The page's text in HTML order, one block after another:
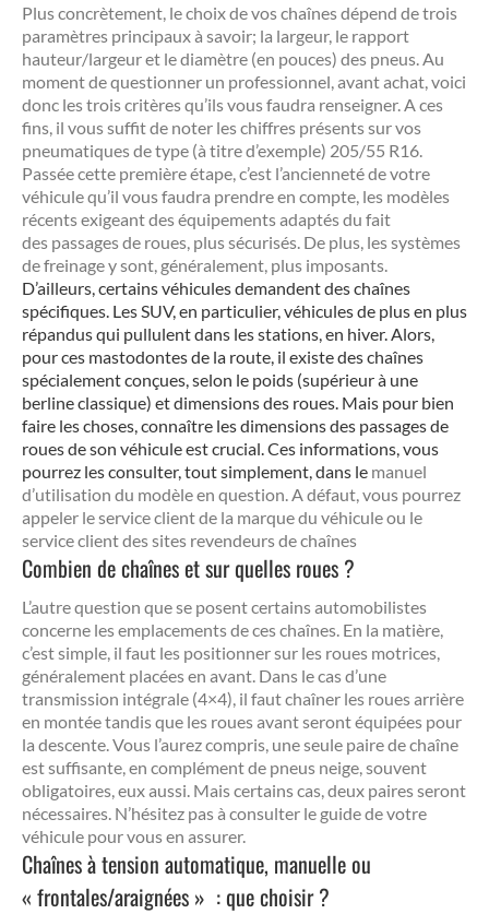
Plus concrètement, le choix de vos chaînes dépend de trois
paramètres principaux à savoir; la largeur, le rapport
hauteur/largeur et le diamètre (en pouces) des pneus. Au
moment de questionner un professionnel, avant achat, voici
donc les trois critères qu’ils vous faudra renseigner. A ces
fins, il vous suffit de noter les chiffres présents sur vos
pneumatiques de type (à titre d’exemple) 205/55 R16.
Passée cette première étape, c’est l’ancienneté de votre
véhicule qu’il vous faudra prendre en compte, les modèles
récents exigeant des équipements adaptés du fait
des passages de roues, plus sécurisés. De plus, les systèmes
de freinage y sont, généralement, plus imposants.
D’ailleurs, certains véhicules demandent des chaînes
spécifiques. Les SUV, en particulier, véhicules de plus en plus
répandus qui pullulent dans les stations, en hiver. Alors,
pour ces mastodontes de la route, il existe des chaînes
spécialement conçues, selon le poids (supérieur à une
berline classique) et dimensions des roues. Mais pour bien
faire les choses, connaître les dimensions des passages de
roues de son véhicule est crucial. Ces informations, vous
pourrez les consulter, tout simplement, dans le manuel
d’utilisation du modèle en question. A défaut, vous pourrez
appeler le service client de la marque du véhicule ou le
service client des sites revendeurs de chaînes
Combien de chaînes et sur quelles roues ?
L’autre question que se posent certains automobilistes
concerne les emplacements de ces chaînes. En la matière,
c’est simple, il faut les positionner sur les roues motrices,
généralement placées en avant. Dans le cas d’une
transmission intégrale (4×4), il faut chaîner les roues arrière
en montée tandis que les roues avant seront équipées pour
la descente. Vous l’aurez compris, une seule paire de chaîne
est suffisante, en complément de pneus neige, souvent
obligatoires, eux aussi. Mais certains cas, deux paires seront
nécessaires. N’hésitez pas à consulter le guide de votre
véhicule pour vous en assurer.
Chaînes à tension automatique, manuelle ou
« frontales/araignées » : que choisir ?